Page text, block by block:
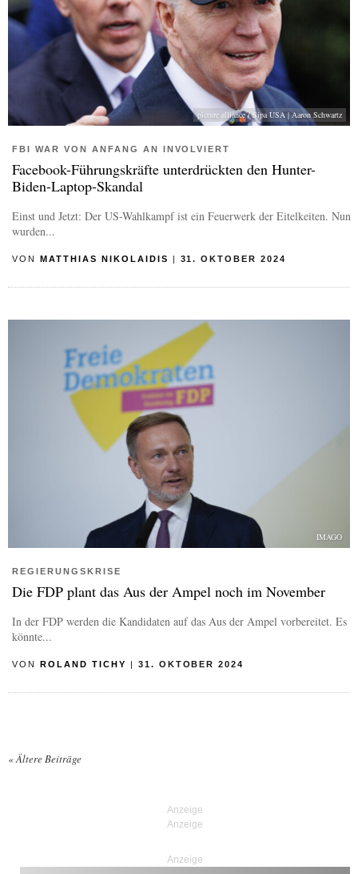
picture alliance / Sipa USA | Aaron Schwartz
FBI WAR VON ANFANG AN INVOLVIERT
Facebook-Führungskräfte unterdrückten den Hunter-
Biden-Laptop-Skandal
Einst und Jetzt: Der US-Wahlkampf ist ein Feuerwerk der Eitelkeiten. Nun
wurden...
VON MATTHIAS NIKOLAIDIS | 31. OKTOBER 2024
IMAGO
REGIERUNGSKRISE
Die FDP plant das Aus der Ampel noch im November
In der FDP werden die Kandidaten auf das Aus der Ampel vorbereitet. Es
könnte...
VON ROLAND TICHY | 31. OKTOBER 2024
«Ältere Beiträge
Anzeige